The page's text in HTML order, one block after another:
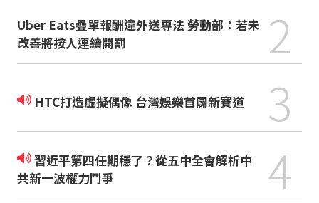
Uber Eats疊單報酬違外送專法 勞動部：若未
改善將按人連續開罰
2
HTC打造虛擬偶像 台灣娛樂首闢新賽道 3
習近平第四任期穩了？從五中全會解析中
共新一波權力鬥爭
4